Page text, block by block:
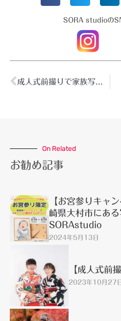
SORA studioの
On Related
お勧め記事
【お宮参りキャ
崎県大村市にあ
SORAstudio
2024年5月13日
【成人式前撮
2023年10月27日